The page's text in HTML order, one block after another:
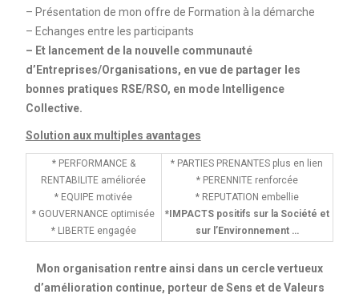
– Présentation de mon offre de Formation à la démarche
– Echanges entre les participants
– Et lancement de la nouvelle communauté
d’Entreprises/Organisations, en vue de partager les
bonnes pratiques RSE/RSO, en mode Intelligence
Collective.
Solution aux multiples avantages
* PERFORMANCE &
RENTABILITE améliorée
* EQUIPE motivée
* GOUVERNANCE optimisée
* LIBERTE engagée
* PARTIES PRENANTES plus en lien
* PERENNITE renforcée
* REPUTATION embellie
*IMPACTS positifs sur la Société et
sur l’Environnement …
Mon organisation rentre ainsi dans un cercle vertueux
d’amélioration continue, porteur de Sens et de Valeurs